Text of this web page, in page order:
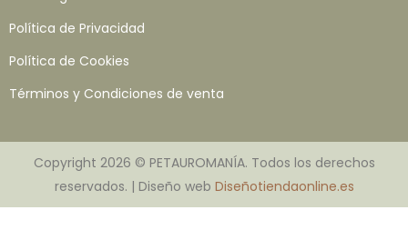
Política de Privacidad
Política de Cookies
Términos y Condiciones de venta
Copyright 2026 © PETAUROMANÍA. Todos los derechos
reservados. | Diseño web Diseñotiendaonline.es